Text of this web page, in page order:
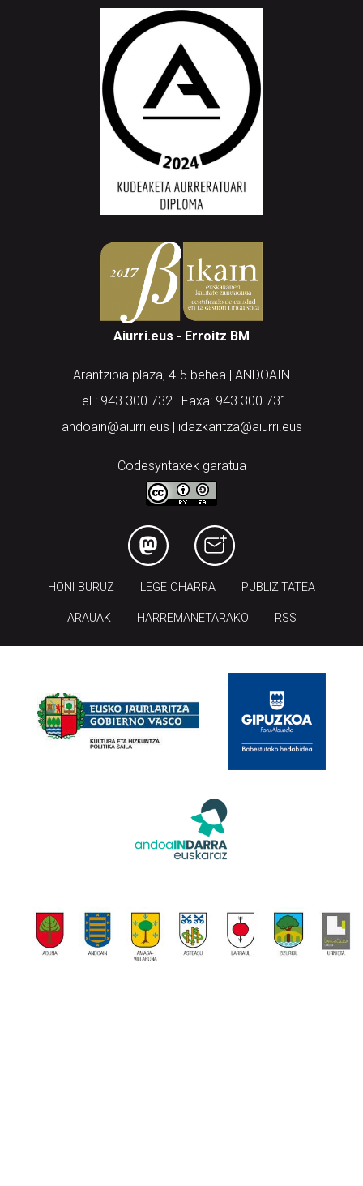
Aiurri.eus - Erroitz BM
Arantzibia plaza, 4-5 behea | ANDOAIN
Tel.: 943 300 732 | Faxa: 943 300 731
andoain@aiurri.eus | idazkaritza@aiurri.eus
Codesyntaxek garatua
HONI BURUZ LEGE OHARRA PUBLIZITATEA
ARAUAK HARREMANETARAKO RSS